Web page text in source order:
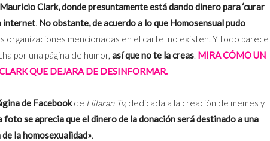
Mauricio Clark, donde presuntamente está dando dinero para ‘curar
internet. No obstante, de acuerdo a lo que Homosensual pudo
organizaciones mencionadas en el cartel no existen. Y todo parece
por una página de humor, así que no te la creas. MIRA CÓMO UN
QUE DEJARA DE DESINFORMAR.
de Facebookde Hilaran Tv, dedicada a la creación de memes y
foto se aprecia que el dinero de la donación será destinado a una
la homosexualidad».